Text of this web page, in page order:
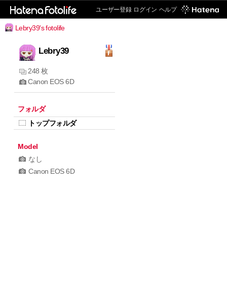
ユーザー登録 ログイン ヘルプ
Lebry39's fotolife
Lebry39
248 枚
Canon EOS 6D
フォルダ
トップフォルダ
Model
なし
Canon EOS 6D